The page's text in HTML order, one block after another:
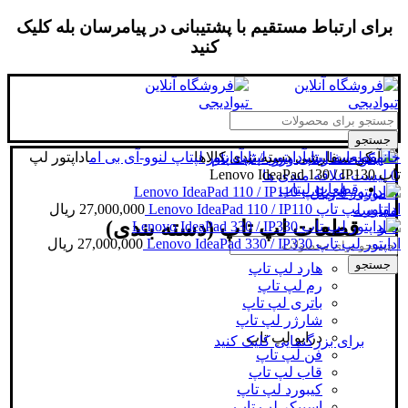
برای ارتباط مستقیم با پشتیبانی در پیامرسان بله کلیک
کنید
جستجو
ورود / ثبت نام
0 لیست علاقه مندی ها
0 مورد/
0 ریال
مقایسه
منو
جستجو
دسته بندی کالاها
قطعات لپتاپ
قطعات لپ تاپ (دسته بندی)
هارد لپ تاپ
رم لپ تاپ
باتری لپ تاپ
شارژر لپ تاپ
درایو لپ تاپ
فن لپ تاپ
قاب لپ تاپ
کیبورد لپ تاپ
خانهقطعات لپتاپآداپتور لپتاپآداپتور لپتاپ لنوو-آی بی اماداپتور لپ
تاپ Lenovo IdeaPad 130 / IP130
اداپتور لپ تاپ Lenovo IdeaPad 110 / IP110 27,000,000 ریال
اداپتور لپ تاپ Lenovo IdeaPad 330 / IP330 27,000,000 ریال
برای بزرگنمایی کلیک کنید